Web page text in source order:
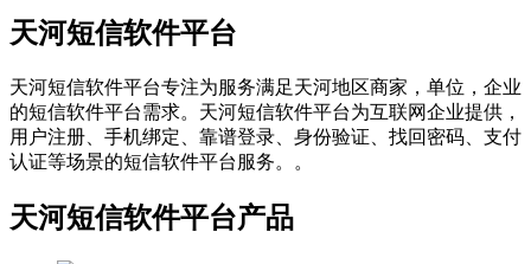
天河短信软件平台
天河短信软件平台专注为服务满足天河地区商家，单位，企业
的短信软件平台需求。天河短信软件平台为互联网企业提供，
用户注册、手机绑定、靠谱登录、身份验证、找回密码、支付
认证等场景的短信软件平台服务。。
天河短信软件平台产品